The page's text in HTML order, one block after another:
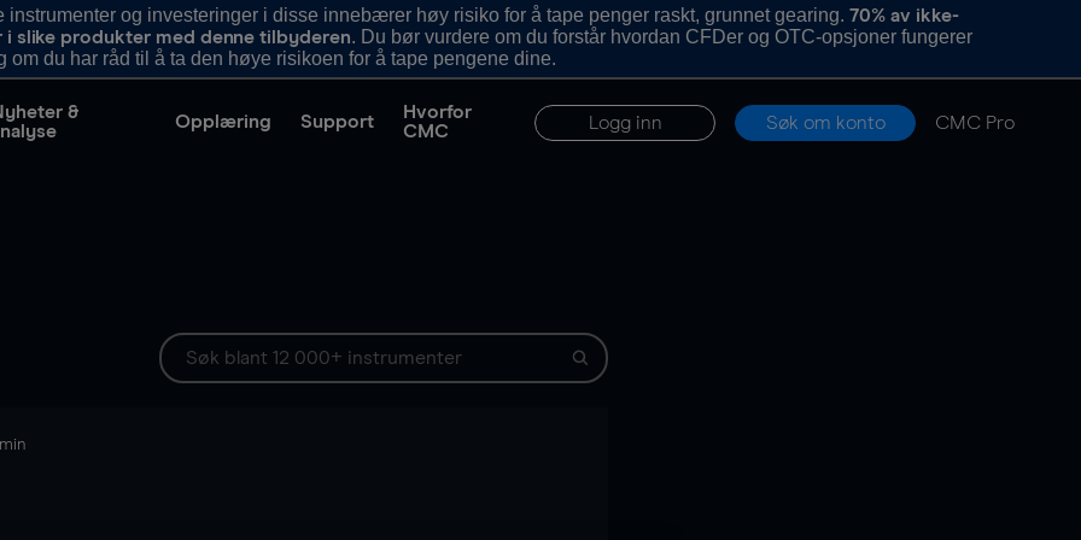
og investeringer i disse innebærer høy risiko for å tape penger raskt, grunnet gearing.70% av ikke-
slike produkter med denne tilbyderen. Du bør vurdere om du forstår hvordan CFDer og OTC-opsjoner fungerer
om du har råd til å ta den høye risikoen for å tape pengene dine.
&
Opplæring Support
Hvorfor
CMC
Logg inn Søk om konto CMC Pro